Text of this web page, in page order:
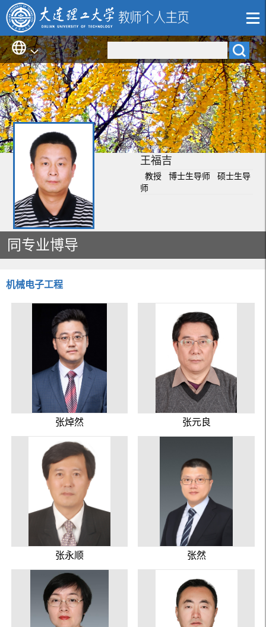
王福吉
教授 博士生导师 硕士生导
师
同专业博导
机械电子工程
张焯然 张元良
张永顺 张然